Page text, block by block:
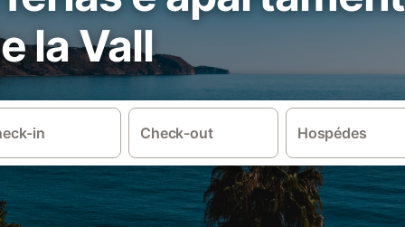
la Vall
in Check-out Hospédes